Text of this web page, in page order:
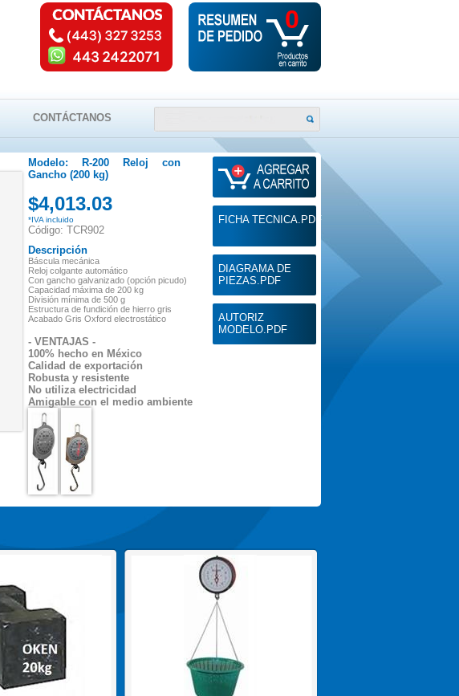
0
CONTÁCTANOS
FICHA TECNICA.PDF
DIAGRAMA DE
PIEZAS.PDF
AUTORIZ
MODELO.PDF
Modelo:
R-200 Reloj con
Gancho (200 kg)
$4,013.03
*IVA incluido
Código: TCR902
Descripción
Báscula mecánica
Reloj colgante automático
Con gancho galvanizado (opción picudo)
Capacidad máxima de 200 kg
División mínima de 500 g
Estructura de fundición de hierro gris
Acabado Gris Oxford electrostático
- VENTAJAS -
100% hecho en México
Calidad de exportación
Robusta y resistente
No utiliza electricidad
Amigable con el medio ambiente